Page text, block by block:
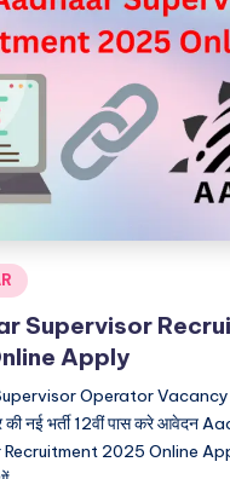
Supervisor
Apply
Operator Vacancy
नई भर्ती 12वीं पास करे आवेदन
2025 Online